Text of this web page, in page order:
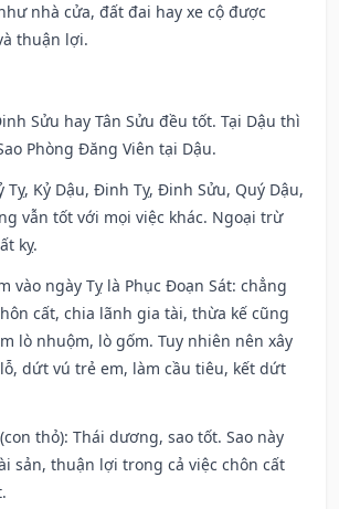
nhà cửa, đất đai hay xe cộ được
thuận lợi.
Sửu hay Tân Sửu đều tốt. Tại Dậu thì
Phòng Đăng Viên tại Dậu.
Tỵ, Kỷ Dậu, Đinh Tỵ, Đinh Sửu, Quý Dậu,
vẫn tốt với mọi việc khác. Ngoại trừ
kỵ.
vào ngày Tỵ là Phục Đoạn Sát: chẳng
cất, chia lãnh gia tài, thừa kế cũng
lò nhuộm, lò gốm. Tuy nhiên nên xây
dứt vú trẻ em, làm cầu tiêu, kết dứt
thỏ): Thái dương, sao tốt. Sao này
sản, thuận lợi trong cả việc chôn cất